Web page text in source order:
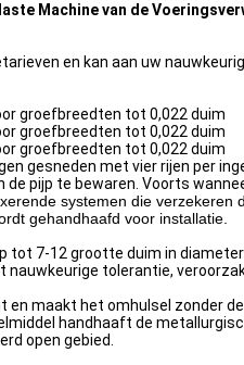
Machine van de
en kan aan uw
groefbreedten tot 0,022 duim
groefbreedten tot 0,022 duim
groefbreedten tot 0,022 duim
gesneden met vier rijen per
pijp te bewaren. Voorts
systemen die
gehandhaafd voor installatie.
tot 7-12 grootte duim in
tolerantie,
maakt het omhulsel zonder
handhaaft de
open gebied.